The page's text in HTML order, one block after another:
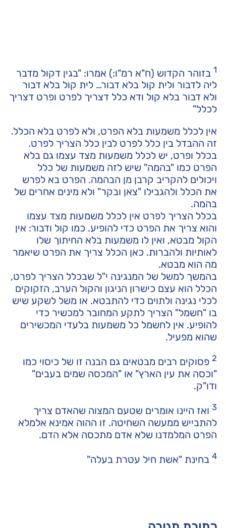
1בזוהר הקדוש (ח"א רמ"ו:) אמרו: "בגין דקול מדבר
ליה לדבור ולית קול בלא דבור… לית קול בלא דבור
ולא דבור בלא קול ודא כלל דצריך לפרט ופרט דצריך
לכלל"
אין לכלל משמעות בלא הפרט, ולא לפרט בלא הכלל.
זה ההבדל בין כלל לפרט לבין כלל הצריך לפרט.
בכלל ופרט, יש לכלל משמעות מצד עצמו גם בלא
הפרט כמו "בהמה" שיש לזה משמעות של כלל
ויכולים להקריב קרבן מן הבהמה. הפרט בא לפרש
את הכלל ולהגבילו "צאן ובקר" ולא מינים אחרים של
בהמה.
בכלל הצריך לפרט אין לכלל משמעות מצד עצמו
והוא צריך את הפרט כדי להופיע. כמו קול ודבור: אין
הקול מבטא, ואין לו משמעות בלא החיתוך שלו
לאותיות ולהברות. כאן הכלל צריך את הפרט שיאמר
מה הוא מבטא.
בהמשך למשל של המנגינה י"ל שבכלל הצריך לפרט,
הכלל הוא עצם כישרון הניגון והקול הערב, הזקוקים
לכלי נגינה ולתוים כדי להתבטא. או משל לשקע שיש
בו "חשמל" הצריך לתקע המחובר למכשיר כדי
להופיע. אין לחשמל כל משמעות בלעדי המכשירים
שהוא מפעיל.
2פסוקים רבים מבטאים גם הבנה זו של כיסוי כמו
"וכסה את עין הארץ" או "המכסה שמים בעבים"
ודו"ק.
3ואז היינו אומרים שטעם המצוה שהאדם צריך
להתבייש ממעשה השחיטה. זו ההוה אמינא אלמלא
הפרט המלמדנו שלא אדם מתכסה אלא הדם.
4בחינת "אשת חיל עטרת בעלה"